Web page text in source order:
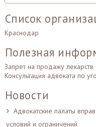
Список
Краснодар
Полезная
Запрет на продажу лекарств
Консультация адвоката по
Новости
Адвокатские палаты
условий и ограничений